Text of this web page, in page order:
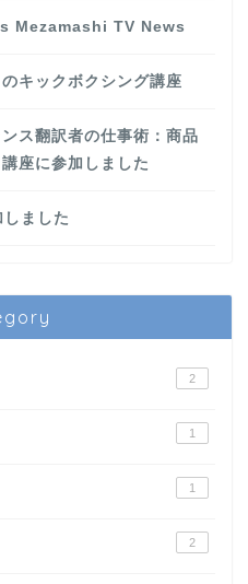
Mezamashi TV News
キックボクシング講座
ス翻訳者の仕事術：商品
座に参加しました
ました
2
1
1
2